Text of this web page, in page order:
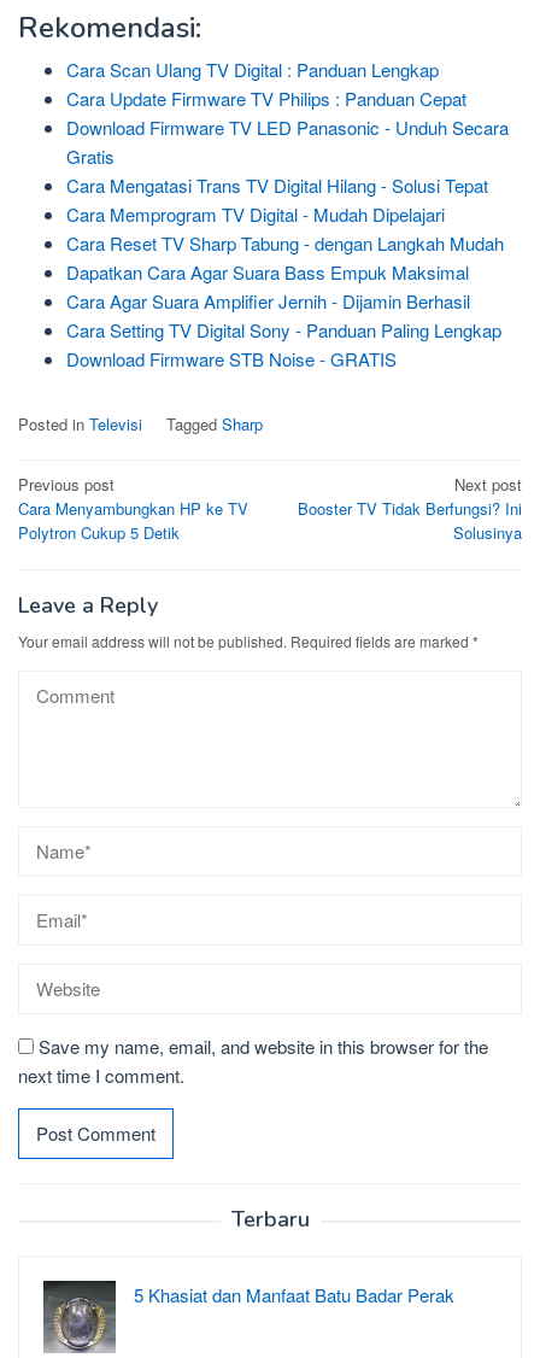
Rekomendasi:
Cara Scan Ulang TV Digital : Panduan Lengkap
Cara Update Firmware TV Philips : Panduan Cepat
Download Firmware TV LED Panasonic - Unduh Secara
Gratis
Cara Mengatasi Trans TV Digital Hilang - Solusi Tepat
Cara Memprogram TV Digital - Mudah Dipelajari
Cara Reset TV Sharp Tabung - dengan Langkah Mudah
Dapatkan Cara Agar Suara Bass Empuk Maksimal
Cara Agar Suara Amplifier Jernih - Dijamin Berhasil
Cara Setting TV Digital Sony - Panduan Paling Lengkap
Download Firmware STB Noise - GRATIS
Posted in Televisi Tagged Sharp
Post
navigation
Previous post
Cara Menyambungkan HP ke TV
Polytron Cukup 5 Detik
Next post
Booster TV Tidak Berfungsi? Ini
Solusinya
Leave a Reply
Your email address will not be published. Required fields are marked *
Save my name, email, and website in this browser for the
next time I comment.
Terbaru
5 Khasiat dan Manfaat Batu Badar Perak